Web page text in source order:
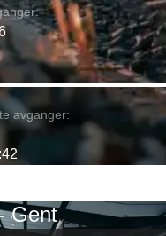
avganger:
Gent